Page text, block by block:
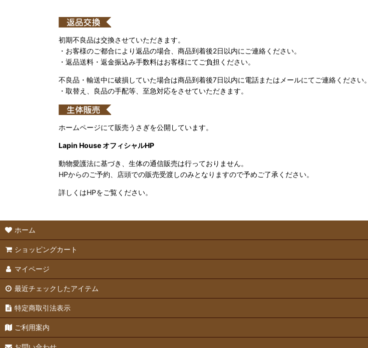
初期不良品は交換させていただきます。
・お客様のご都合により返品の場合、商品到着後2日以内にご連絡ください。
・返品送料・返金振込み手数料はお客様にてご負担ください。
不良品・輸送中に破損していた場合は商品到着後7日以内に電話またはメールにてご連絡ください。
・取替え、良品の手配等、至急対応をさせていただきます。
ホームページにて販売うさぎを公開しています。
Lapin House オフィシャルHP
動物愛護法に基づき、生体の通信販売は行っておりません。
HPからのご予約、店頭での販売受渡しのみとなりますので予めご了承ください。
詳しくはHPをご覧ください。
ホーム
ショッピングカート
マイページ
最近チェックしたアイテム
特定商取引法表示
ご利用案内